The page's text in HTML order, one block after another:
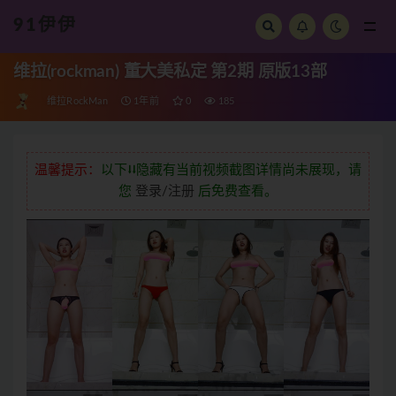
维拉(rockman) 董大美私定 第2期 原版13部
维拉RockMan 1年前 0 185
温馨提示：
以下⭣⭣隐藏有当前视频截图详情尚未展现，请
您 登录/注册 后免费查看。